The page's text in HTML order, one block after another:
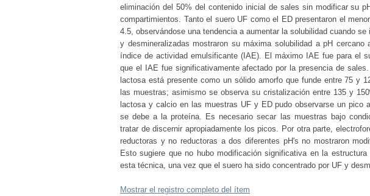
eliminación del 50% del contenido inicial de sales sin modificar su
compartimientos. Tanto el suero UF como el ED presentaron el
4.5, observándose una tendencia a aumentar la solubilidad cuando
y desmineralizadas mostraron su máxima solubilidad a pH
índice de actividad emulsificante (IAE). El máximo IAE fue para el
que el IAE fue significativamente afectado por la presencia de
lactosa está presente como un sólido amorfo que funde entre 75 y
las muestras; asimismo se observa su cristalización entre 135 y
lactosa y calcio en las muestras UF y ED pudo observarse un pico
se debe a la proteína. Es necesario secar las muestras bajo
tratar de discernir apropiadamente los picos. Por otra parte,
reductoras y no reductoras a dos diferentes pH's no mostraron
Esto sugiere que no hubo modificación significativa en la
esta técnica, una vez que el suero ha sido concentrado por UF y
Mostrar el registro completo del ítem